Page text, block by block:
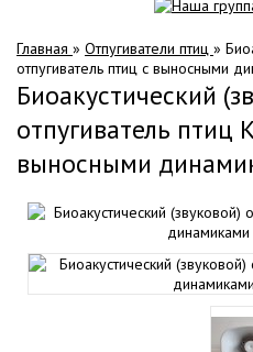
Главная » Отпугиватели птиц »
отпугиватель птиц с выносными
Биоакустический
отпугиватель птиц
выносными